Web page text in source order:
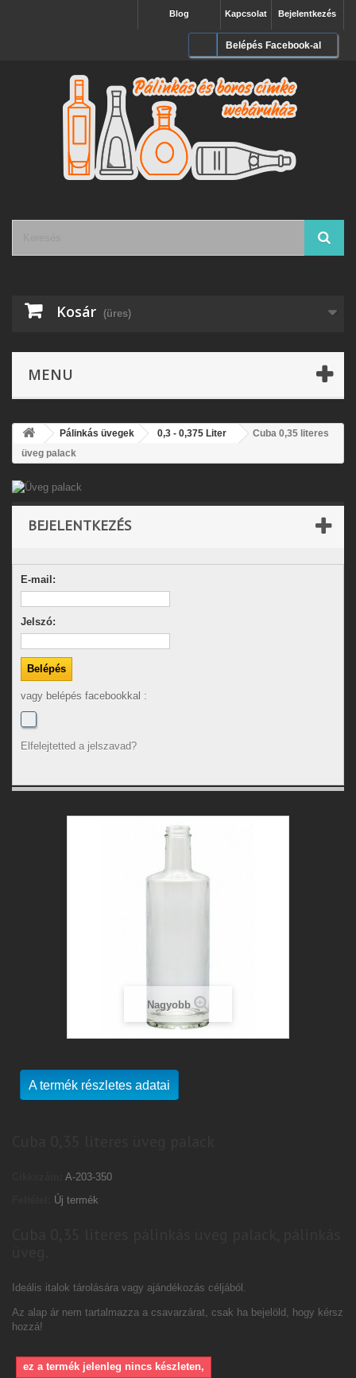
Bejelentkezés
Kapcsolat
Blog
Belépés Facebook-al
Kosár (üres)
MENU
Pálinkás üvegek 0,3 - 0,375 Liter
Cuba 0,35 literes
üveg palack
BEJELENTKEZÉS
E-mail:
Jelszó:
vagy belépés facebookkal :
Elfelejtetted a jelszavad?
Nagyobb
A termék részletes adatai
A-203-350
Új termék
Ideális italok tárolására vagy ajándékozás céljából.
Az alap ár nem tartalmazza a csavarzárat, csak ha bejelöld, hogy kérsz
hozzá!
ez a termék jelenleg nincs készleten,